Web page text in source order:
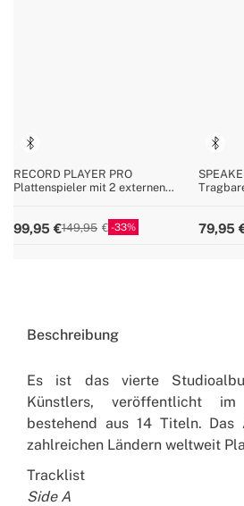
RECORD PLAYER PRO
Plattenspieler mit 2 externen
99,95 149,95 33 79,95
Beschreibung
Es ist das vierte
Künstlers, veröffentlicht
bestehend aus 14 Titeln.
zahlreichen Ländern weltweit
Tracklist
Side A